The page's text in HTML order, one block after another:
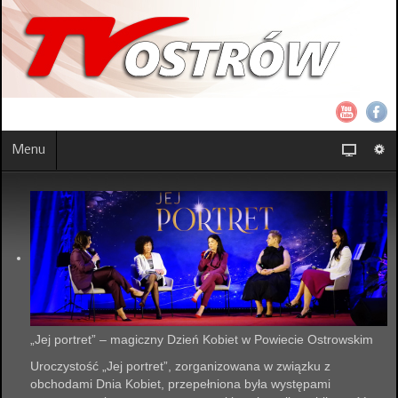
Menu
„Jej portret” – magiczny Dzień Kobiet w Powiecie Ostrowskim
Uroczystość „Jej portret”, zorganizowana w związku z
obchodami Dnia Kobiet, przepełniona była występami